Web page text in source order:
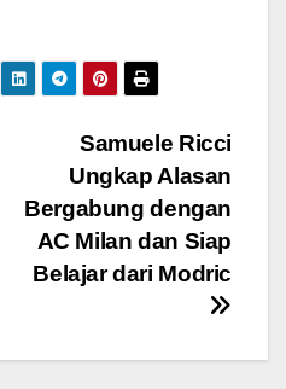
Samuele Ricci
Ungkap Alasan
Bergabung dengan
AC Milan dan Siap
Belajar dari Modric